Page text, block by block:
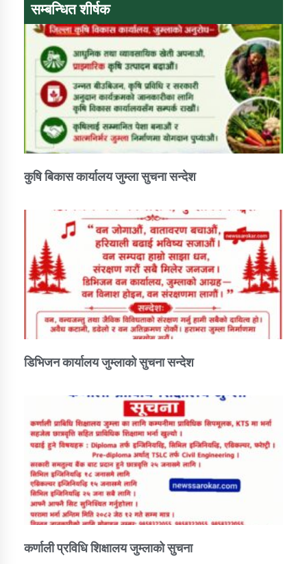
तातोपानी गाउँपालिकाको न्यायिक समिति सम्बन्धी सन्देश
तातोपानी गाउँपालिका जुम्लाको महिला तथा लैङ्गिक हिंसा
तातोपानी गाउँपालिका जुम्लाको बालविवाह सन्देश
तातोपानी गाउँपालिका जुम्लाको सूचना
तातोपानी गाउँपालिका जुम्लाको सूचना
सम्बन्धित शीर्षक
कुषि बिकास कार्यालय जुम्ला सुचना सन्देश
डिभिजन कार्यालय जुम्लाको सुचना सन्देश
कर्णाली प्रविधि शिक्षालय जुम्लाको सुचना